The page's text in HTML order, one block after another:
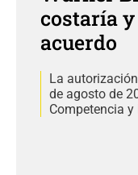
costaría y
acuerdo
La
de agosto de
Competencia y